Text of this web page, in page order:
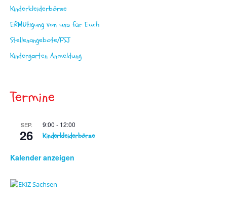
Kinderkleiderbörse
ERMUtigung von uns für Euch
Stellenangebote/FSJ
Kindergarten Anmeldung
Termine
SEP.
26
9:00 - 12:00
Kinderkleiderbörse
Kalender anzeigen